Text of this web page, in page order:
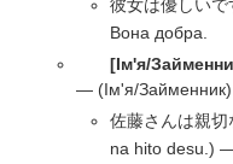
彼女は優しい
Вона добра.
[Ім'я/
— (Ім'я/
佐藤さんは親
na hito desu.)